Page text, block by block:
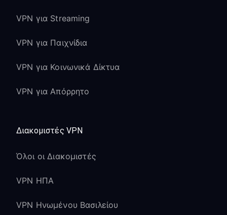
βοήθεια;
VPN:Full Tutorial
Επικοινωνήστε με την υποστήριξη της
Υποστήριξη FreeGuard VPN
μας email για ερωτήσεις σχετικά με
το VPN
Λειτουργεί με όλα τα μοντέλα Samsung
σειρών QLED, Neo QLED και Crystal
VPN για Streaming
VPN για Παιχνίδια
VPN για Κοινωνικά Δίκτυα
VPN για Απόρρητο
Διακομιστές VPN
Όλοι οι Διακομιστές
VPN ΗΠΑ
VPN Ηνωμένου Βασιλείου